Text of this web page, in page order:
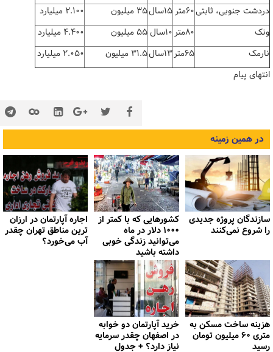
دردشت جنوبی، ثابتی۶۰متر ۱۵سال ۳۵ میلیون
۲.۱۰۰ میلیارد
ونک
۸۰متر ۱۰سال ۵۵ میلیون
۴.۴۰۰ میلیارد
نارمک
۶۵متر ۱۳سال ۳۱.۵ میلیون
۲.۰۵۰ میلیارد
انتهای پیام
در همین زمینه
سازندگان پروژه جدیدی
را شروع نمی‌کنند
کشورهایی که با کمتر از
۱۰۰۰ دلار در ماه
می‌توانید زندگی خوبی
داشته باشید
اجاره آپارتمان در ارزان
ترین مناطق تهران چقدر
آب می‌خورد؟
هزینه ساخت مسکن به
متری ۶۰ میلیون تومان
رسید
خرید آپارتمان دو خوابه
در اصفهان چقدر سرمایه
نیاز دارد؟ + جدول